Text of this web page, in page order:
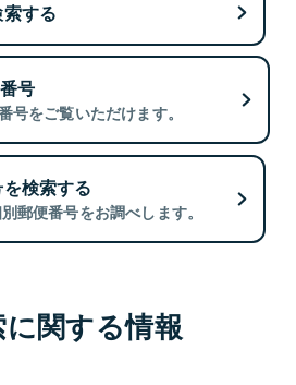
する
号
号をご覧いただけます。
検索する
郵便番号をお調べします。
関する情報